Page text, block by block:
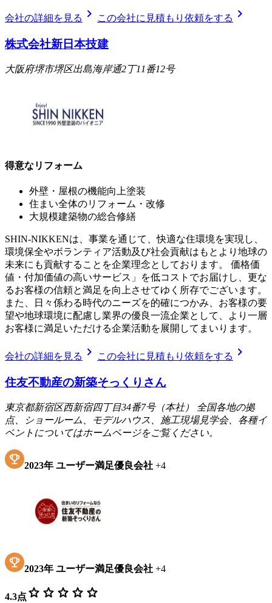
会社の詳細を見る chevron_right この会社に見積もり依頼をする chevron_right
株式会社新日本技建
大阪府堺市堺区出島海岸通2丁11番12号
得意なリフォーム
外壁・屋根の機能向上塗装
住まい全体のリフォーム・改修
大規模建築物の総合修繕
SHIN-NIKKENは、事業を通じて、快適な住環境を実現し、
環境保全やボランティア活動及び社会貢献はもとより地球の
未来にも貢献することを企業理念としております。 価格価
値・付加価値の高いサービス」を低コストでお届けし、更な
るお客様の信頼と満足を向上させてゆく所存でございます。
また、日々係わる時代のニーズを的確につかみ、お客様の要
望や地球環境に配慮し業界の優良一流企業として、より一層
お客様に満足いただける企業活動を展開してまいります。
会社の詳細を見る chevron_right この会社に見積もり依頼をする chevron_right
住友不動産の新築そっくりさん
東京都新宿区西新宿四丁目34番7号（本社） 全国各地の拠
点、ショールーム、モデルハウス、施工現場見学会、各種イ
ベントについてはホームページをご覧ください。
2023年 ユーザー満足優良会社 +4
2023年 ユーザー満足優良会社 +4
4.3点 star star star star star